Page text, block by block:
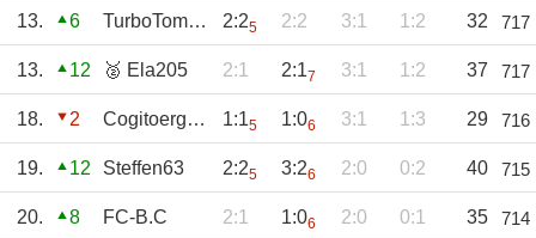
13. 6 TurboTommy 2:25 2:2 3:1 1:2 32 717
13. 12 🥈 Ela205 2:1 2:17 3:1 1:2 37 717
18. 2 Cogitoergosum 1:15 1:06 3:1 1:3 29 716
19. 12 Steffen63 2:25 3:26 2:0 0:2 40 715
20. 8 FC-B.C 2:1 1:06 2:0 0:1 35 714